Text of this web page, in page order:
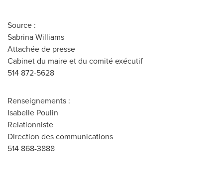
Source :
Sabrina Williams
Attachée de presse
Cabinet du maire et du comité exécutif
514 872-5628
Renseignements :
Isabelle Poulin
Relationniste
Direction des communications
514 868-3888